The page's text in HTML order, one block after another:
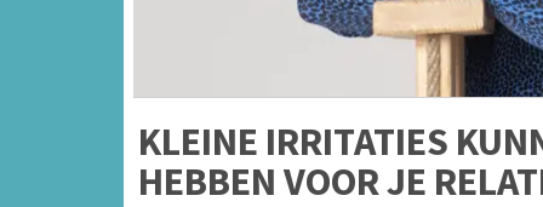
KLEINE IRRITATIES
HEBBEN VOOR JE